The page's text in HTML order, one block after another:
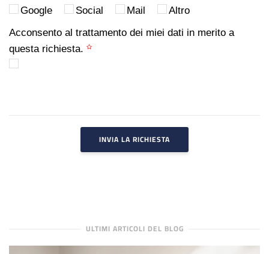
Google
Social Mail
Altro
Acconsento al trattamento dei miei dati in merito a
questa richiesta.
INVIA LA RICHIESTA
ULTIMI ARTICOLI DEL BLOG